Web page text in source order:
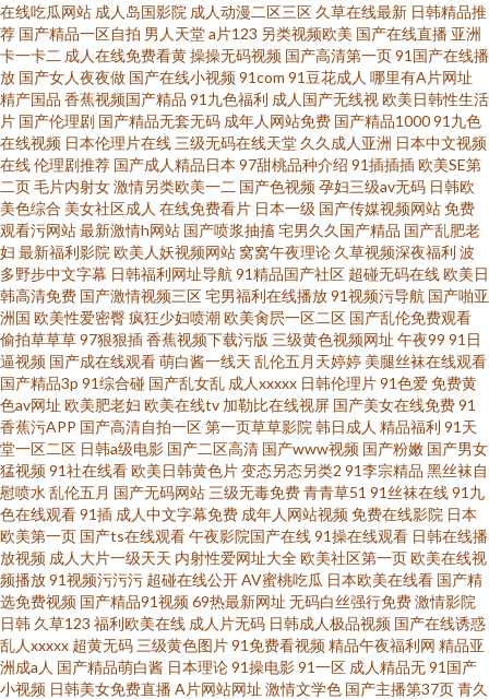
在线吃瓜网站 成人岛国影院 成人动漫二区三区 久草在线最新 日韩精品推
荐 国产精品一区自拍 男人天堂a片123 另类视频欧美 国产在线直播 亚洲
卡一卡二 成人在线免费看黄操操无码视频 国产高清第一页91国产在线播
放 国产女人夜夜做 国产在线小视频91com 91豆花成人 哪里有A片网址
精产国品 香蕉视频国产精品 91九色福利 成人国产无线视欧美日韩性生活
片 国产伦理剧 国产精品无套无码 成年人网站免费 国产精品100091九色
在线视频 日本伦理片在线 三级无码在线天堂 久久成人亚洲 日本中文视频
在线伦理剧推荐 国产成人精品日本 97甜桃品种介绍 91插插插欧美SE第
二页毛片内射女激情另类欧美一二 国产色视频孕妇三级av无码 日韩欧
美色综合 美女社区成人 在线免费看片 日本一级 国产传媒视频网站免费
观看污网站最新激情h网站 国产喷浆抽搐宅男久久国产精品 国产乱肥老
妇 最新福利影院 欧美人妖视频网站 窝窝午夜理论 久草视频深夜福利 波
多野步中文字幕 日韩福利网址导航 91精品国产社区 超碰无码在线欧美日
韩高清免费 国产激情视频三区宅男福利在线播放91视频污导航 国产啪亚
洲国 欧美性爱密臀疯狂少妇喷潮欧美肏屄一区二区 国产乱伦免费观看
偷拍草草草97狠狠插香蕉视频下载污版 三级黄色视频网址 午夜99 91日
逼视频 国产成在线观看萌白酱一线天 乱伦五月天婷婷 美腿丝袜在线观看
国产精品3p 91综合碰 国产乱女乱 成人xxxxx 日韩伦理片91色爱免费黄
色av网址 欧美肥老妇 欧美在线tv 加勒比在线视屏 国产美女在线免费91
香蕉污APP 国产高清自拍一区第一页草草影院 韩日成人 精品福利 91天
堂一区二区 日韩a级电影 国产二区高清 国产www视频 国产粉嫩 国产男女
猛视频91社在线看欧美日韩黄色片变态另态另类2 91李宗精品 黑丝袜自
慰喷水 乱伦五月 国产无码网站 三级无毒免费青青草51 91丝袜在线91九
色在线观看91插 成人中文字幕免费 成年人网站视频免费在线影院 日本
欧美第一页 国产ts在线观看午夜影院国产在线91操在线观看 日韩在线播
放视频 成人大片一级天天 内射性爱网址大全欧美社区第一页欧美在线视
频播放91视频污污污 超碰在线公开AV蜜桃吃瓜 日本欧美在线看 国产精
选免费视频 国产精品91视频69热最新网址 无码白丝强行免费激情影院
日韩 久草123 福利欧美在线 成人片无码 日韩成人极品视频 国产在线诱惑
乱人xxxxx 超黄无码 三级黄色图片91免费看视频精品午夜福利网 精品亚
洲成a人 国产精品萌白酱 日本理论91操电影91一区 成人精品无91国产
小视频 日韩美女免费直播A片网站网址 激情文学色 国产主播第37页青久